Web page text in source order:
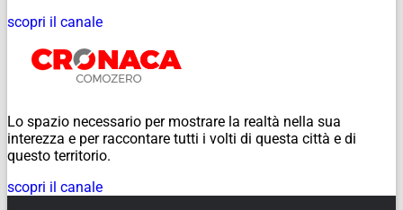
scopri il canale
Lo spazio necessario per mostrare la realtà nella sua
interezza e per raccontare tutti i volti di questa città e di
questo territorio.
scopri il canale